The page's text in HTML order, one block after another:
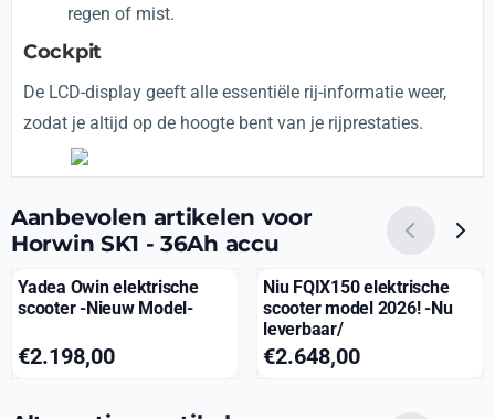
regen of mist.
Cockpit
De LCD-display geeft alle essentiële rij-informatie weer,
zodat je altijd op de hoogte bent van je rijprestaties.
Aanbevolen artikelen voor
Horwin SK1 - 36Ah accu
Yadea Owin elektrische
scooter -Nieuw Model-
Prijs: 2 198,00
€2.198,00
Niu FQIX150 elektrische
scooter model 2026! -Nu
leverbaar/
Prijs: 2 648,00
€2.648,00